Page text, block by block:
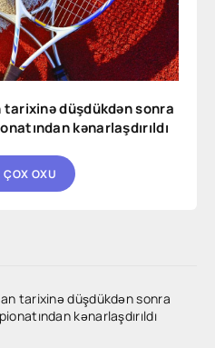
düşdükdən sonra
kənarlaşdırıldı
OXU
tarixinə düşdükdən sonra
kənarlaşdırıldı